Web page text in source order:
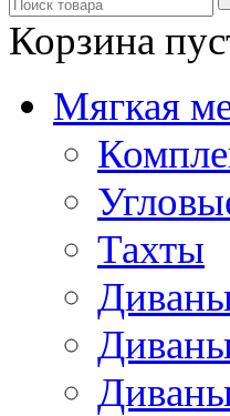
Корзина
Мягкая
Тахты